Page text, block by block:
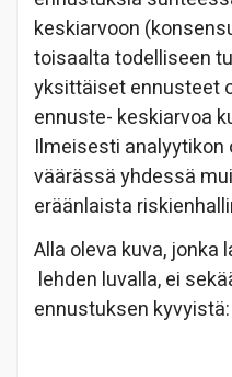
keskiarvoon
toisaalta todelliseen
yksittäiset ennusteet
ennuste- keskiarvoa
Ilmeisesti
väärässä yhdessä
eräänlaista
Alla oleva kuva, jonka
lehden luvalla, ei
ennustuksen kyvyistä: